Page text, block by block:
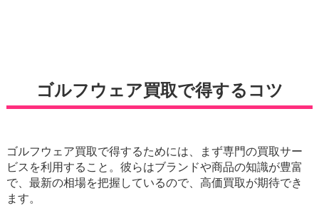
ゴルフウェア買取で得するコツ
ゴルフウェア買取で得するためには、まず専門の買取サー
ビスを利用すること。彼らはブランドや商品の知識が豊富
で、最新の相場を把握しているので、高価買取が期待でき
ます。